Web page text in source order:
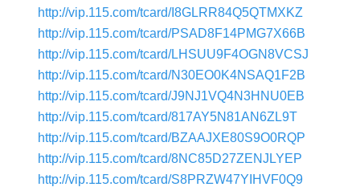
http://vip.115.com/tcard/I8GLRR84Q5QTMXKZ
http://vip.115.com/tcard/PSAD8F14PMG7X66B
http://vip.115.com/tcard/LHSUU9F4OGN8VCSJ
http://vip.115.com/tcard/N30EO0K4NSAQ1F2B
http://vip.115.com/tcard/J9NJ1VQ4N3HNU0EB
http://vip.115.com/tcard/817AY5N81AN6ZL9T
http://vip.115.com/tcard/BZAAJXE80S9O0RQP
http://vip.115.com/tcard/8NC85D27ZENJLYEP
http://vip.115.com/tcard/S8PRZW47YIHVF0Q9